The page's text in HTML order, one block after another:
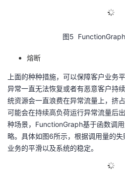
图5 FunctionGraph
熔断
上面的种种措施，可以保障客户业务
异常一直无法恢复或者有恶意客户持
统资源会一直浪费在异常流量上，挤
可能会在持续高负荷运行异常流量后
种场景， FunctionGraph基于函数调
略。具体如图6所示，根据调用量的
业务的平滑以及系统的稳定。